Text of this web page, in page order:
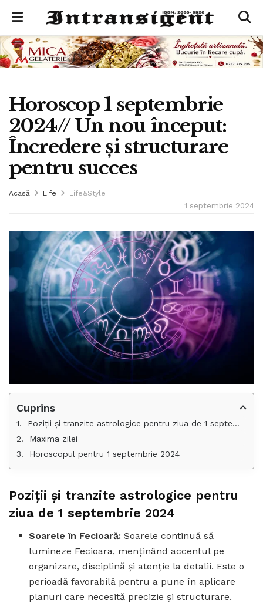
Horoscop 1 septembrie
2024// Un nou început:
Încredere și structurare
pentru succes
Acasă Life Life&Style
1 septembrie 2024
Cuprins
Poziții și tranzite astrologice pentru ziua de 1 septembrie 2024
Maxima zilei
Horoscopul pentru 1 septembrie 2024
Poziții și tranzite astrologice pentru
ziua de 1 septembrie 2024
Soarele în Fecioară: Soarele continuă să
lumineze Fecioara, menținând accentul pe
organizare, disciplină și atenție la detalii. Este o
perioadă favorabilă pentru a pune în aplicare
planuri care necesită precizie și structurare.